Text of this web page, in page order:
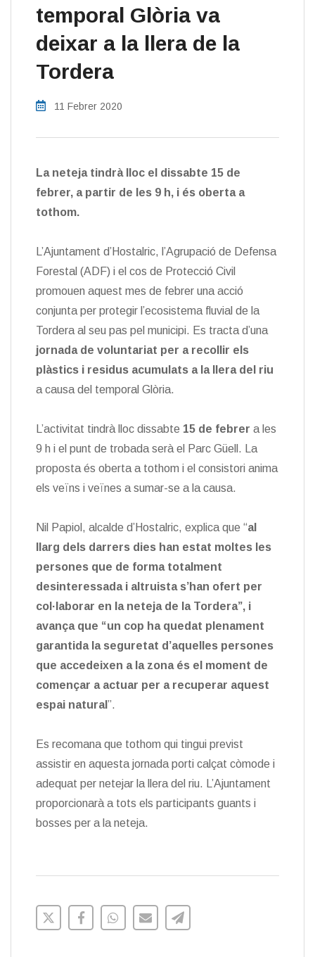
temporal Glòria va
deixar a la llera de la
Tordera
11 Febrer 2020
La neteja tindrà lloc el dissabte 15 de
febrer, a partir de les 9 h, i és oberta a
tothom.
L’Ajuntament d’Hostalric, l’Agrupació de Defensa
Forestal (ADF) i el cos de Protecció Civil
promouen aquest mes de febrer una acció
conjunta per protegir l’ecosistema fluvial de la
Tordera al seu pas pel municipi. Es tracta d’una
jornada de voluntariat per a recollir els
plàstics i residus acumulats a la llera del riu
a causa del temporal Glòria.
L’activitat tindrà lloc dissabte 15 de febrer a les
9 h i el punt de trobada serà el Parc Güell. La
proposta és oberta a tothom i el consistori anima
els veïns i veïnes a sumar-se a la causa.
Nil Papiol, alcalde d’Hostalric, explica que “al
llarg dels darrers dies han estat moltes les
persones que de forma totalment
desinteressada i altruista s’han ofert per
col·laborar en la neteja de la Tordera”, i
avança que “un cop ha quedat plenament
garantida la seguretat d’aquelles persones
que accedeixen a la zona és el moment de
començar a actuar per a recuperar aquest
espai natural”.
Es recomana que tothom qui tingui previst
assistir en aquesta jornada porti calçat còmode i
adequat per netejar la llera del riu. L’Ajuntament
proporcionarà a tots els participants guants i
bosses per a la neteja.